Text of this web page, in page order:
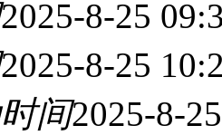
2025-8-25
2025-8-25
间2025-8-